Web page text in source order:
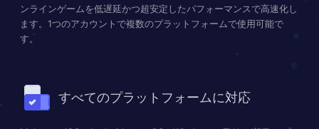
ンラインゲームを低遅延かつ超安定したパフォーマンスで高速化し
ます。1つのアカウントで複数のプラットフォームで使用可能で
す。
すべてのプラットフォームに対応